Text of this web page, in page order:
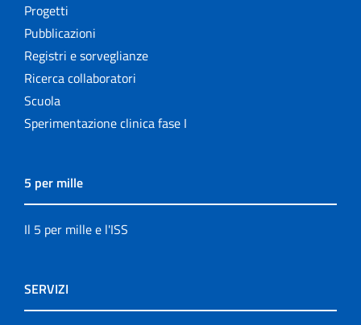
Progetti
Pubblicazioni
Registri e sorveglianze
Ricerca collaboratori
Scuola
Sperimentazione clinica fase I
5 per mille
Il 5 per mille e l'ISS
SERVIZI